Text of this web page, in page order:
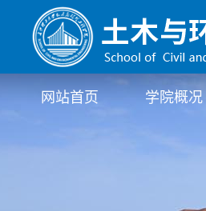
网站首页 学院概况